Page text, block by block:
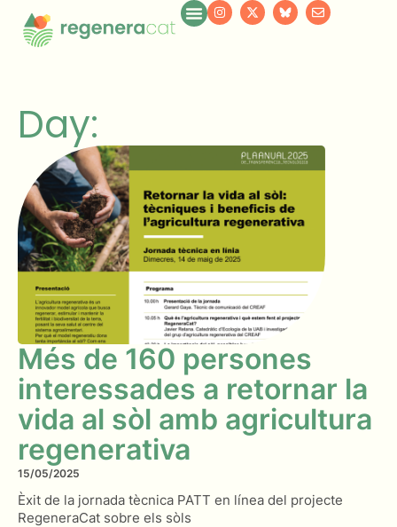
Day:
Més de 160 persones
interessades a retornar la
vida al sòl amb agricultura
regenerativa
15/05/2025
Èxit de la jornada tècnica PATT en línea del projecte
RegeneraCat sobre els sòls